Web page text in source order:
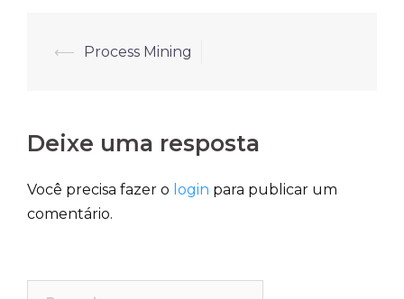
Post
⟵ Process Mining
Deixe uma resposta
Você precisa fazer o login para publicar um
comentário.